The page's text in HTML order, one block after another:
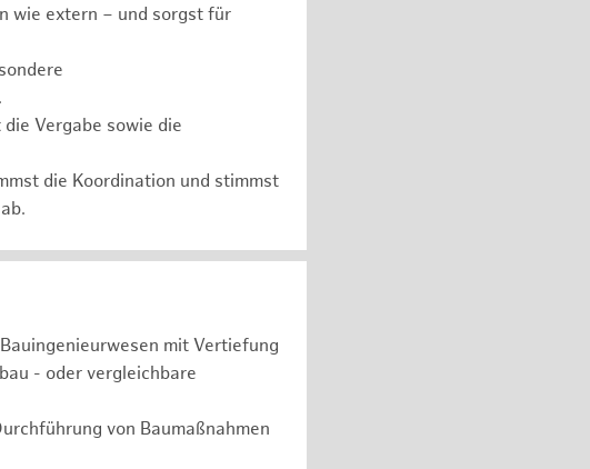
wie extern – und sorgst für
Vergabe sowie die
die Koordination und stimmst
mit Vertiefung
- oder vergleichbare
von Baumaßnahmen